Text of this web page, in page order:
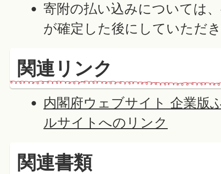
寄附の払い込みについては
が確定した後にしていただ
関連リンク
内閣府ウェブサイト 企業版
ルサイトへのリンク
関連書類